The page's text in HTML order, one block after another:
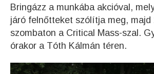
Bringázz a munkába akcióval,
járó felnőtteket szólítja meg, majd
szombaton a Critical Mass-szal.
órakor a Tóth Kálmán téren.